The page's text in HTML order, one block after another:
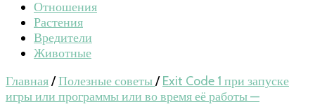
Отношения
Растения
Вредители
Животные
Главная/Полезные советы/ Exit Code 1 при запуске
игры или программы или во время её работы —